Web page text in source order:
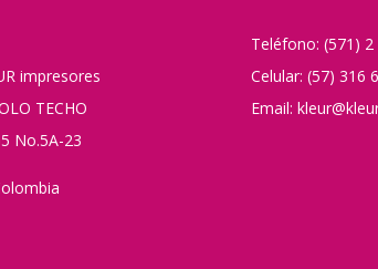
impresores
TECHO
No.5A-23
Teléfono: (571)
Celular: (57) 316
Email: